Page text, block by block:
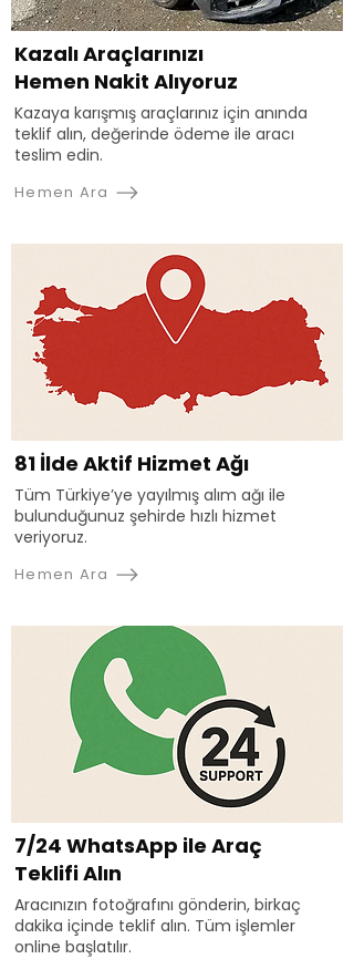
Kazalı Araçlarınızı
Hemen Nakit Alıyoruz
Kazaya karışmış araçlarınız için anında
teklif alın, değerinde ödeme ile aracı
teslim edin.
Hemen Ara
81 İlde Aktif Hizmet Ağı
Tüm Türkiye’ye yayılmış alım ağı ile
bulunduğunuz şehirde hızlı hizmet
veriyoruz.
Hemen Ara
7/24 WhatsApp ile Araç
Teklifi Alın
Aracınızın fotoğrafını gönderin, birkaç
dakika içinde teklif alın. Tüm işlemler
online başlatılır.